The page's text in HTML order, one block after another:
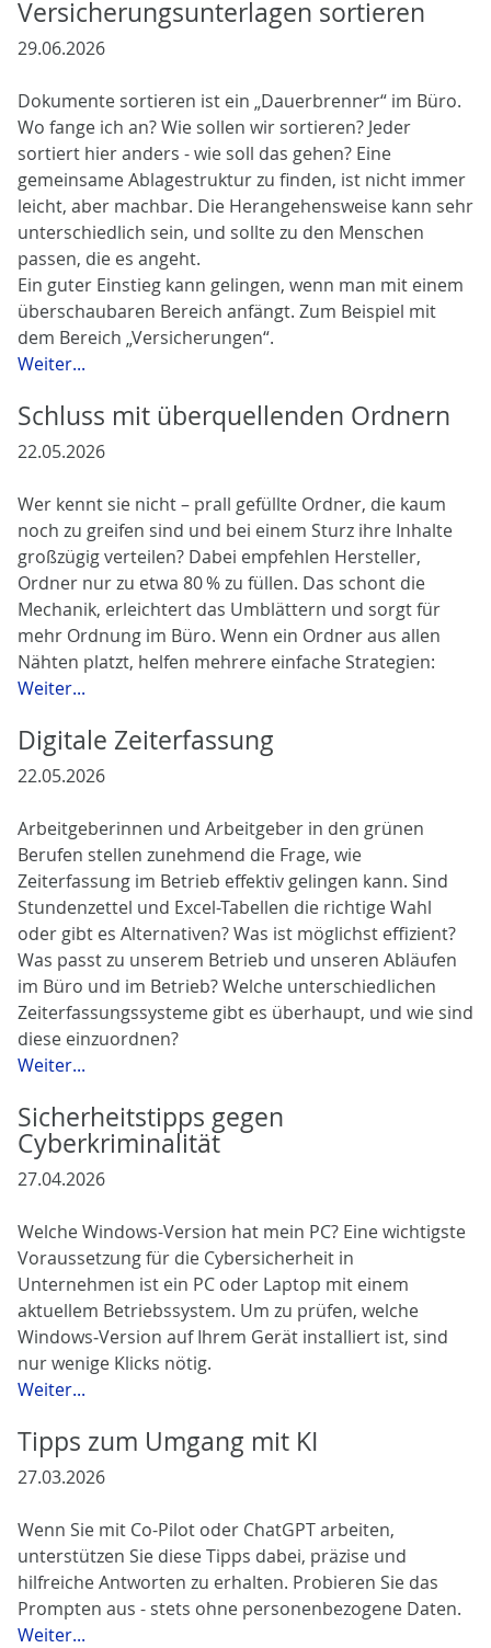
Versicherungsunterlagen sortieren
29.06.2026
Dokumente sortieren ist ein „Dauerbrenner“ im Büro.
Wo fange ich an? Wie sollen wir sortieren? Jeder
sortiert hier anders - wie soll das gehen? Eine
gemeinsame Ablagestruktur zu finden, ist nicht immer
leicht, aber machbar. Die Herangehensweise kann sehr
unterschiedlich sein, und sollte zu den Menschen
passen, die es angeht.
Ein guter Einstieg kann gelingen, wenn man mit einem
überschaubaren Bereich anfängt. Zum Beispiel mit
dem Bereich „Versicherungen“.
Weiter...
Schluss mit überquellenden Ordnern
22.05.2026
Wer kennt sie nicht – prall gefüllte Ordner, die kaum
noch zu greifen sind und bei einem Sturz ihre Inhalte
großzügig verteilen? Dabei empfehlen Hersteller,
Ordner nur zu etwa 80 % zu füllen. Das schont die
Mechanik, erleichtert das Umblättern und sorgt für
mehr Ordnung im Büro. Wenn ein Ordner aus allen
Nähten platzt, helfen mehrere einfache Strategien:
Weiter...
Digitale Zeiterfassung
22.05.2026
Arbeitgeberinnen und Arbeitgeber in den grünen
Berufen stellen zunehmend die Frage, wie
Zeiterfassung im Betrieb effektiv gelingen kann. Sind
Stundenzettel und Excel-Tabellen die richtige Wahl
oder gibt es Alternativen? Was ist möglichst effizient?
Was passt zu unserem Betrieb und unseren Abläufen
im Büro und im Betrieb? Welche unterschiedlichen
Zeiterfassungssysteme gibt es überhaupt, und wie sind
diese einzuordnen?
Weiter...
Sicherheitstipps gegen
Cyberkriminalität
27.04.2026
Welche Windows-Version hat mein PC? Eine wichtigste
Voraussetzung für die Cybersicherheit in
Unternehmen ist ein PC oder Laptop mit einem
aktuellem Betriebssystem. Um zu prüfen, welche
Windows‑Version auf Ihrem Gerät installiert ist, sind
nur wenige Klicks nötig.
Weiter...
Tipps zum Umgang mit KI
27.03.2026
Wenn Sie mit Co-Pilot oder ChatGPT arbeiten,
unterstützen Sie diese Tipps dabei, präzise und
hilfreiche Antworten zu erhalten. Probieren Sie das
Prompten aus - stets ohne personenbezogene Daten.
Weiter...